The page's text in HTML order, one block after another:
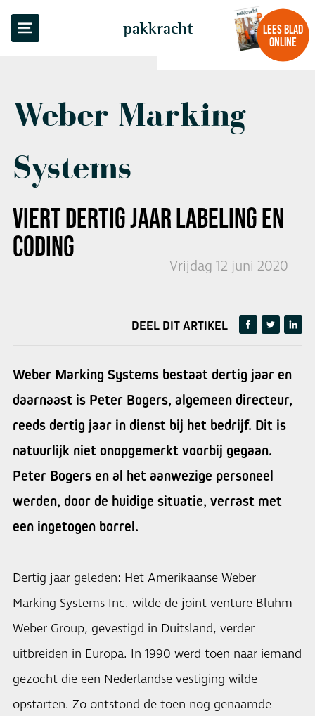
pakkracht
LEES BLAD
ONLINE
Weber Marking
Systems
VIERTDERTIG JAAR LABELING EN
CODING
Vrijdag 12 juni 2020
TERUG NAAR OVERZICHT
DEEL DIT ARTIKEL
Weber Marking Systems bestaat dertig jaar en
daarnaast is Peter Bogers, algemeen directeur,
reeds dertig jaar in dienst bij het bedrijf. Dit is
natuurlijk niet onopgemerkt voorbij gegaan.
Peter Bogers en al het aanwezige personeel
werden, door de huidige situatie, verrast met
een ingetogen borrel.
Dertig jaar geleden: Het Amerikaanse Weber
Marking Systems Inc. wilde de joint venture Bluhm
Weber Group, gevestigd in Duitsland, verder
uitbreiden in Europa. In 1990 werd toen naar iemand
gezocht die een Nederlandse vestiging wilde
opstarten. Zo ontstond de toen nog genaamde